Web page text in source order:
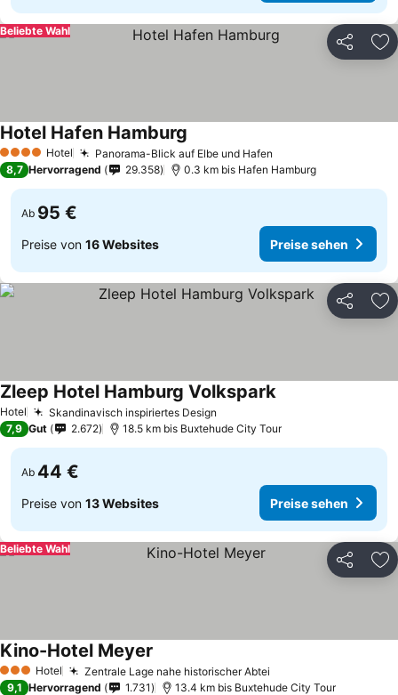
Teilen
Beliebte Wahl
4 Sterne Hotel Panorama-Blick auf Elbe und Hafen
Hotel Hafen Hamburg
8,7 Hervorragend 29.358 0.3 km bis Hafen Hamburg
Ab 95 €
Preise von 16 Websites Preise sehen
Teilen
Hotel Skandinavisch inspiriertes Design
Zleep Hotel Hamburg Volkspark
7,9 Gut 2.672 18.5 km bis Buxtehude City Tour
Ab 44 €
Preise von 13 Websites Preise sehen
Teilen
Beliebte Wahl
3 SterneHotel Zentrale Lage nahe historischer Abtei
Kino-Hotel Meyer
9,1 Hervorragend 1.731 13.4 km bis Buxtehude City Tour